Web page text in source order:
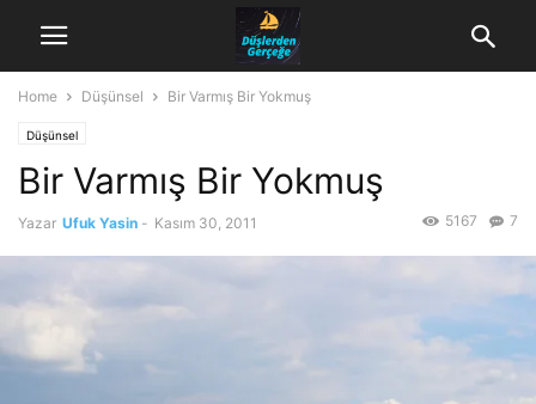
Home Düşünsel Bir Varmış Bir Yokmuş
Düşünsel
Bir Varmış Bir Yokmuş
Yazar Ufuk Yasin - Kasım 30, 2011 7
5167